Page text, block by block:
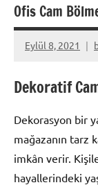
Ofis Cam
Eylül 8, 2021
Dekoratif
Dekorasyon bir
mağazanın tarz
imkân verir.
hayallerindeki